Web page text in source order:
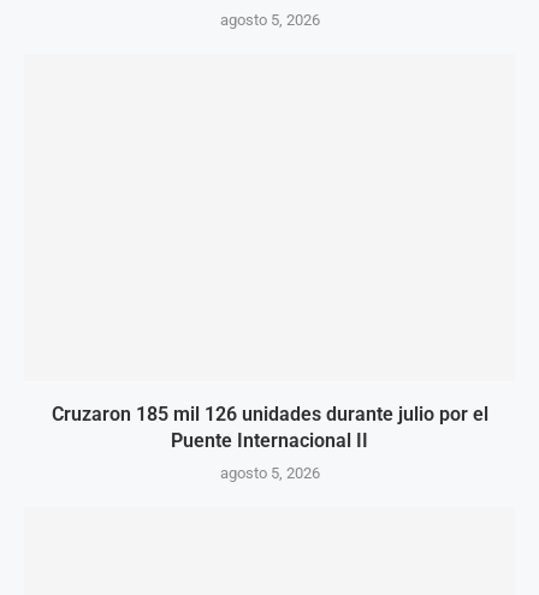
agosto 5, 2026
Cruzaron 185 mil 126 unidades durante julio por el
Puente Internacional II
agosto 5, 2026